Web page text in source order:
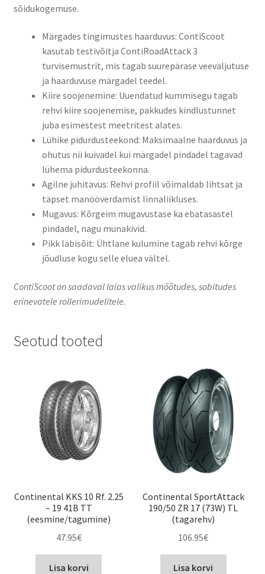
sõidukogemuse.​
Märgades tingimustes haarduvus: ContiScoot
kasutab testivõitja ContiRoadAttack 3
turvisemustrit, mis tagab suurepärase veeväljutuse
ja haarduvuse märgadel teedel.
Kiire soojenemine: Uuendatud kummisegu tagab
rehvi kiire soojenemise, pakkudes kindlustunnet
juba esimestest meetritest alates.
Lühike pidurdusteekond: Maksimaalne haarduvus ja
ohutus nii kuivadel kui märgadel pindadel tagavad
lühema pidurdusteekonna.
Agilne juhitavus: Rehvi profiil võimaldab lihtsat ja
täpset manööverdamist linnaliikluses.
Mugavus: Kõrgeim mugavustase ka ebatasastel
pindadel, nagu munakivid.
Pikk läbisõit: Ühtlane kulumine tagab rehvi kõrge
jõudluse kogu selle eluea vältel.
ContiScoot on saadaval laias valikus mõõtudes, sobitudes
erinevatele rollerimudelitele.
Seotud tooted
Continental KKS 10 Rf. 2.25
– 19 41B TT
(eesmine/tagumine)
47.95€
Lisa korvi
Continental SportAttack
190/50 ZR 17 (73W) TL
(tagarehv)
106.95€
Lisa korvi